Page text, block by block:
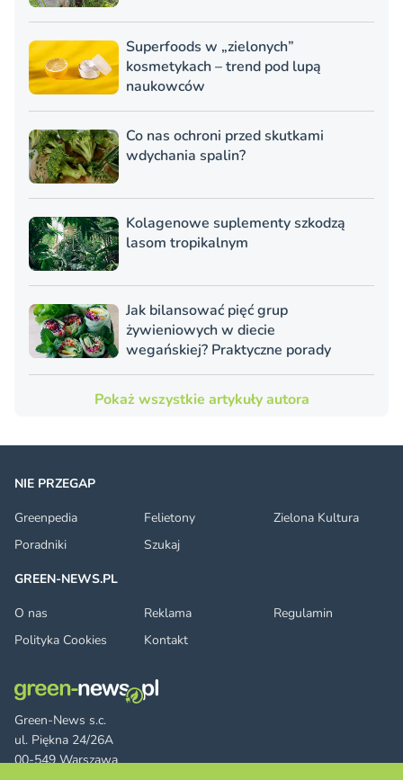
Superfoods w „zielonych”
kosmetykach – trend pod lupą
naukowców
Co nas ochroni przed skutkami
wdychania spalin?
Kolagenowe suplementy szkodzą
lasom tropikalnym
Jak bilansować pięć grup
żywieniowych w diecie
wegańskiej? Praktyczne porady
Pokaż wszystkie artykuły autora
Green-News s.c.
ul. Piękna 24/26A
00-549 Warszawa
NIE PRZEGAP
Greenpedia
Felietony
Zielona Kultura
Poradniki
Szukaj
GREEN-NEWS.PL
O nas
Reklama
Regulamin
Polityka Cookies
Kontakt